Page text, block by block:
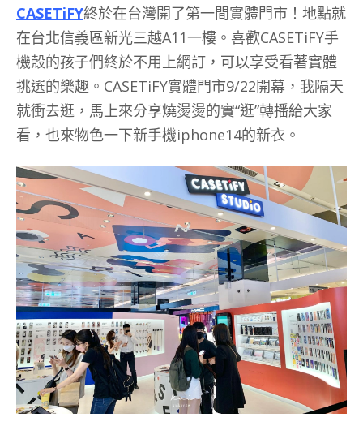
CASETiFY終於在台灣開了第一間實體門市！地點就
在台北信義區新光三越A11一樓。喜歡CASETiFY手
機殼的孩子們終於不用上網訂，可以享受看著實體
挑選的樂趣。CASETiFY實體門市9/22開幕，我隔天
就衝去逛，馬上來分享燒燙燙的實“逛”轉播給大家
看，也來物色一下新手機iphone14的新衣。